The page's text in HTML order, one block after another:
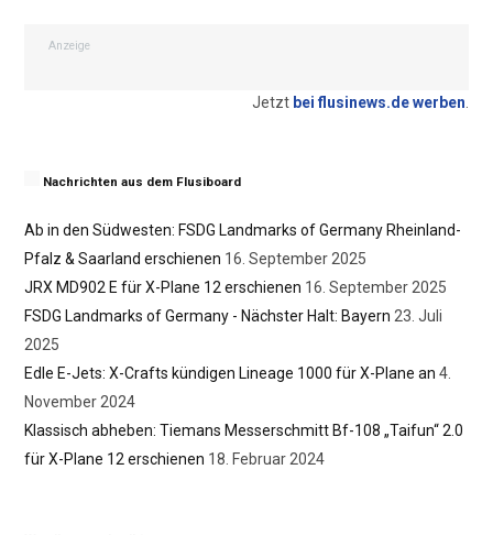
Anzeige
Jetzt bei flusinews.de werben.
Nachrichten aus dem Flusiboard
Ab in den Südwesten: FSDG Landmarks of Germany Rheinland-
Pfalz & Saarland erschienen 16. September 2025
JRX MD902 E für X-Plane 12 erschienen 16. September 2025
FSDG Landmarks of Germany - Nächster Halt: Bayern 23. Juli
2025
Edle E-Jets: X-Crafts kündigen Lineage 1000 für X-Plane an 4.
November 2024
Klassisch abheben: Tiemans Messerschmitt Bf-108 „Taifun“ 2.0
für X-Plane 12 erschienen 18. Februar 2024